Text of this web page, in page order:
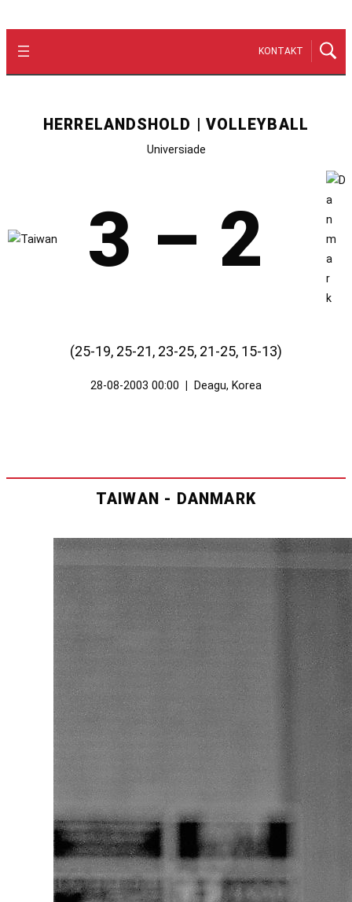
KONTAKT
HERRELANDSHOLD | VOLLEYBALL
Universiade
3 – 2
(25-19, 25-21, 23-25, 21-25, 15-13)
28-08-2003 00:00 Deagu, Korea
TAIWAN - DANMARK